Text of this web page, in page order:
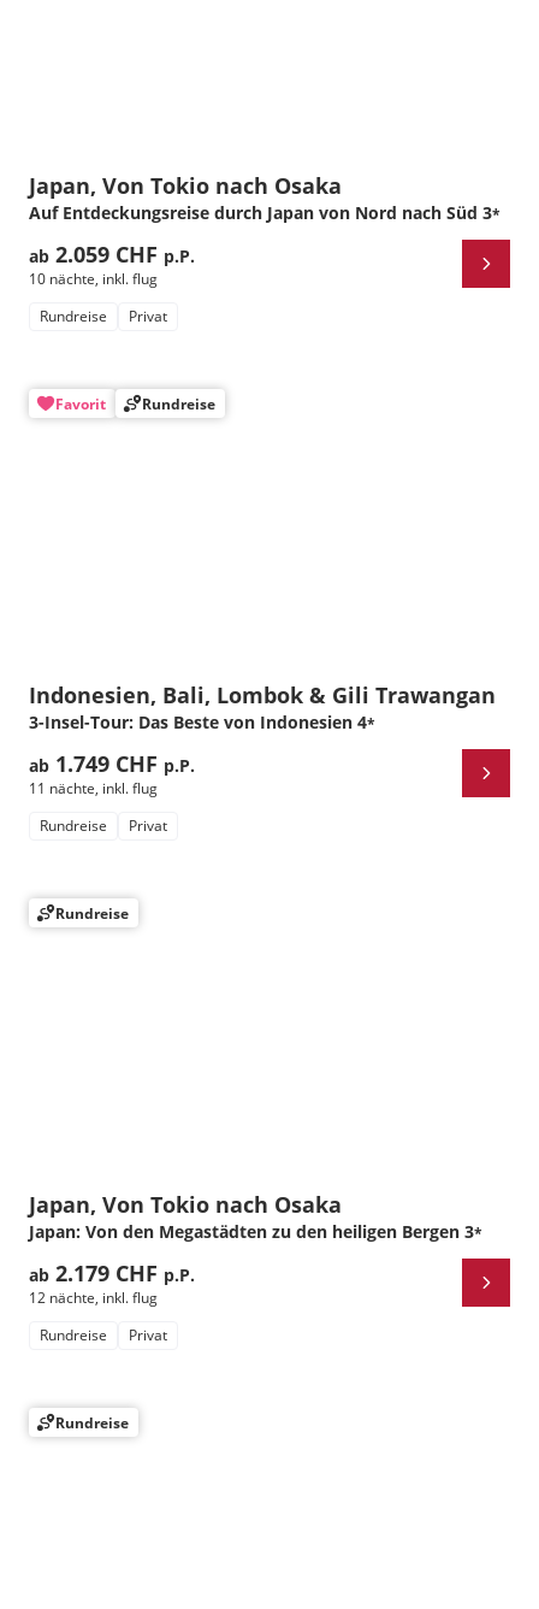
Japan, Von Tokio nach Osaka
Auf Entdeckungsreise durch Japan von Nord nach Süd 3*
ab 2.059 CHF p.P.
10 nächte, inkl. flug
Rundreise
Privat
Favorit Rundreise
Indonesien, Bali, Lombok & Gili Trawangan
3-Insel-Tour: Das Beste von Indonesien 4*
ab 1.749 CHF p.P.
11 nächte, inkl. flug
Rundreise
Privat
Rundreise
Japan, Von Tokio nach Osaka
Japan: Von den Megastädten zu den heiligen Bergen 3*
ab 2.179 CHF p.P.
12 nächte, inkl. flug
Rundreise
Privat
Rundreise